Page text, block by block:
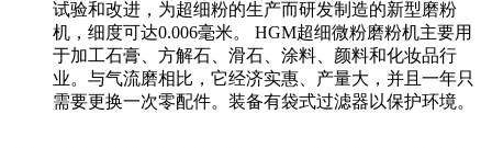
试验和改进，为超细粉的生产而研发制造的新型磨粉
机，细度可达0.006毫米。 HGM超细微粉磨粉机主要用
于加工石膏、方解石、滑石、涂料、颜料和化妆品行
业。与气流磨相比，它经济实惠、产量大，并且一年只
需要更换一次零配件。装备有袋式过滤器以保护环境。